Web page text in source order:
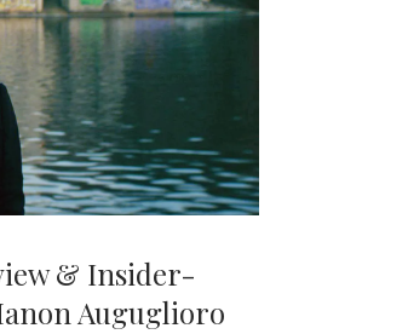
& Insider-
Auguglioro